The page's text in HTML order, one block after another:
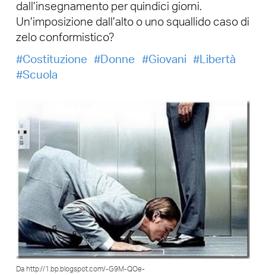
dall’insegnamento per quindici giorni.
Un’imposizione dall’alto o uno squallido caso di
zelo conformistico?
Costituzione
Donne Giovani
Libertà
Scuola
Da http://1.bp.blogspot.com/-G9M-QOe-